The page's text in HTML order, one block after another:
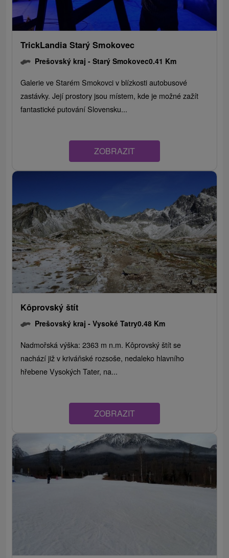
TrickLandia Starý Smokovec
Prešovský kraj -Starý Smokovec0.41 Km
Galerie ve Starém Smokovci v blízkosti autobusové
zastávky. Její prostory jsou místem, kde je možné zažít
fantastické putování Slovensku...
ZOBRAZIT
Kôprovský štít
Prešovský kraj -Vysoké Tatry0.48 Km
Nadmořská výška: 2363 m n.m. Kôprovský štít se
nachází již v kriváňské rozsoše, nedaleko hlavního
hřebene Vysokých Tater, na...
ZOBRAZIT